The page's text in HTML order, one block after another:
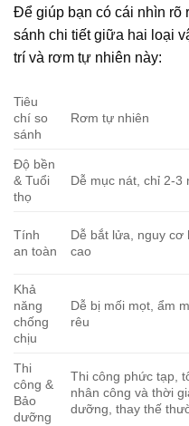
Để giúp bạn có cái nhìn rõ
sánh chi tiết giữa hai loại
trí và rơm tự nhiên này:
Tiêu
chí so
sánh
Rơm tự nhiên
Độ bền
& Tuổi
thọ
Dễ mục nát, chỉ 2-3
Tính
an toàn
Dễ bắt lửa, nguy cơ
cao
Khả
năng
chống
chịu
Dễ bị mối mọt, ẩm
rêu
Thi
công &
Bảo
dưỡng
Thi công phức tạp,
nhân công và thời
dưỡng, thay thế